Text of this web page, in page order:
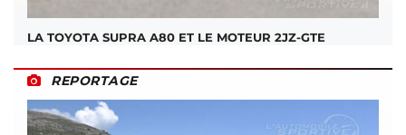
LA TOYOTA SUPRA A80 ET LE MOTEUR 2JZ-GTE
REPORTAGE